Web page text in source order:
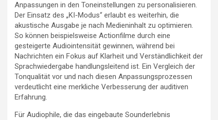
Anpassungen in den Toneinstellungen zu personalisieren.
Der Einsatz des „KI-Modus“ erlaubt es weiterhin, die
akustische Ausgabe je nach Medieninhalt zu optimieren.
So können beispielsweise Actionfilme durch eine
gesteigerte Audiointensität gewinnen, während bei
Nachrichten ein Fokus auf Klarheit und Verständlichkeit der
Sprachwiedergabe handlungsleitend ist. Ein Vergleich der
Tonqualität vor und nach diesen Anpassungsprozessen
verdeutlicht eine merkliche Verbesserung der auditiven
Erfahrung.
Für Audiophile, die das eingebaute Sounderlebnis